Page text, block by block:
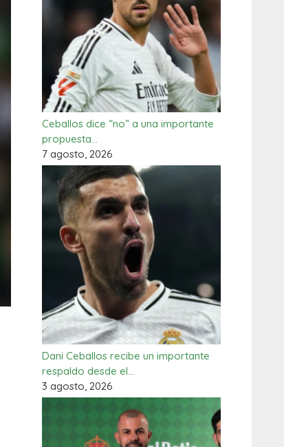
Ceballos dice “no” a una importante
propuesta…
7 agosto, 2026
Dani Ceballos recibe un importante
respaldo desde el…
3 agosto, 2026